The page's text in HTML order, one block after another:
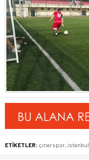
ETİKETLER: çınarspor istanbul